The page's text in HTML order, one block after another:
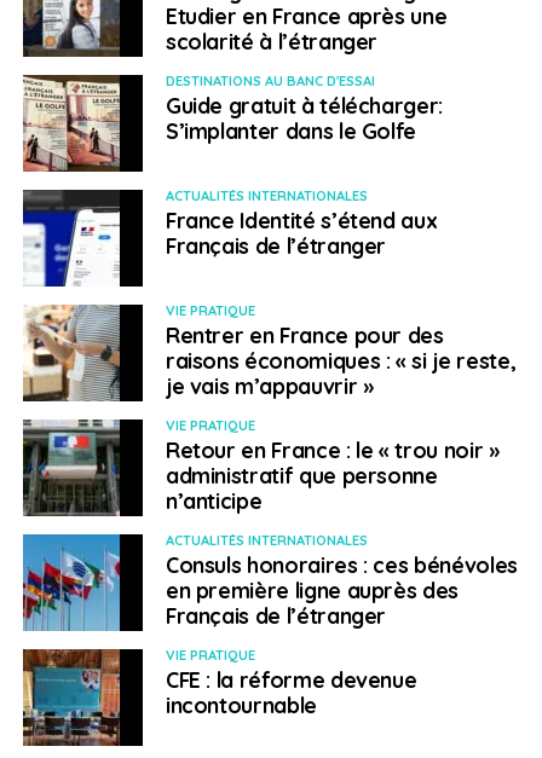
produits et services, service client et notoriété. À
l’inverse, le coût du travail et la fiscalité sont
désignés par environ la moitié des chefs
d’entreprises comme des désavantages. Ils sont
encore plus souvent cités comme tels par les
PME industrielles.
SUJETS ASSOCIÉS: BPIFRANCE
ETI
EXPORT EXPORTER FEATURED PME
Portrait d’EFE: « En Suisse, plus de 99% des
entreprises sont des PME »
NE RATEZ PAS
Portrait d’EFE : « Le maître-mot aux États-Unis,
c’est la flexibilité »
Weena Truscelli
Etudier en France après une
scolarité à l’étranger
DESTINATIONS AU BANC D'ESSAI
Guide gratuit à télécharger:
S’implanter dans le Golfe
ACTUALITÉS INTERNATIONALES
France Identité s’étend aux
Français de l’étranger
VIE PRATIQUE
Rentrer en France pour des
raisons économiques : « si je reste,
je vais m’appauvrir »
VIE PRATIQUE
Retour en France : le « trou noir »
administratif que personne
n’anticipe
ACTUALITÉS INTERNATIONALES
Consuls honoraires : ces bénévoles
en première ligne auprès des
Français de l’étranger
VIE PRATIQUE
CFE : la réforme devenue
incontournable